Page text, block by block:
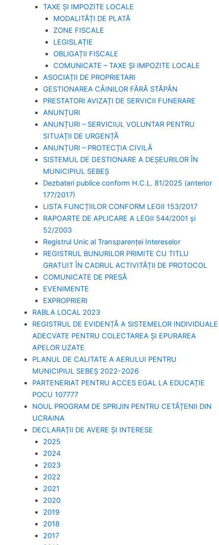
TAXE ȘI IMPOZITE LOCALE
MODALITĂȚI DE PLATĂ
ZONE FISCALE
LEGISLAȚIE
OBLIGAȚII FISCALE
COMUNICATE – TAXE ȘI IMPOZITE LOCALE
ASOCIAȚII DE PROPRIETARI
GESTIONAREA CÂINILOR FĂRĂ STĂPÂN
PRESTATORI AVIZAȚI DE SERVICII FUNERARE
ANUNȚURI
ANUNȚURI – SERVICIUL VOLUNTAR PENTRU
SITUAȚII DE URGENȚĂ
ANUNȚURI – PROTECȚIA CIVILĂ
SISTEMUL DE GESTIONARE A DEȘEURILOR ÎN
MUNICIPIUL SEBEȘ
Dezbateri publice conform H.C.L. 81/2025 (anterior
177/2017)
LISTA FUNCȚIILOR CONFORM LEGII 153/2017
RAPOARTE DE APLICARE A LEGII 544/2001 și
52/2003
Registrul Unic al Transparenței Intereselor
REGISTRUL BUNURILOR PRIMITE CU TITLU
GRATUIT ÎN CADRUL ACTIVITĂȚII DE PROTOCOL
COMUNICATE DE PRESĂ
EVENIMENTE
EXPROPRIERI
RABLA LOCAL 2023
REGISTRUL DE EVIDENȚĂ A SISTEMELOR INDIVIDUALE
ADECVATE PENTRU COLECTAREA ȘI EPURAREA
APELOR UZATE
PLANUL DE CALITATE A AERULUI PENTRU
MUNICIPIUL SEBEȘ 2022-2026
PARTENERIAT PENTRU ACCES EGAL LA EDUCAȚIE
POCU 107777
NOUL PROGRAM DE SPRIJIN PENTRU CETĂȚENII DIN
UCRAINA
DECLARAȚII DE AVERE ȘI INTERESE
2025
2024
2023
2022
2021
2020
2019
2018
2017